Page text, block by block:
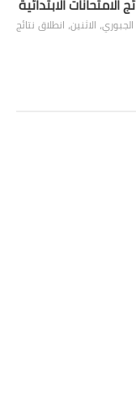
الامتحانات الابتدائية
الاثنين، انطلاق نتائج